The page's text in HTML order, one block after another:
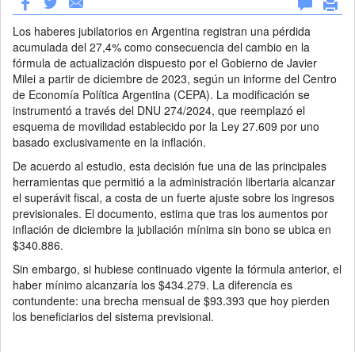
Los haberes jubilatorios en Argentina registran una pérdida
acumulada del 27,4% como consecuencia del cambio en la
fórmula de actualización dispuesto por el Gobierno de Javier
Milei a partir de diciembre de 2023, según un informe del Centro
de Economía Política Argentina (CEPA). La modificación se
instrumentó a través del DNU 274/2024, que reemplazó el
esquema de movilidad establecido por la Ley 27.609 por uno
basado exclusivamente en la inflación.
De acuerdo al estudio, esta decisión fue una de las principales
herramientas que permitió a la administración libertaria alcanzar
el superávit fiscal, a costa de un fuerte ajuste sobre los ingresos
previsionales. El documento, estima que tras los aumentos por
inflación de diciembre la jubilación mínima sin bono se ubica en
$340.886.
Sin embargo, si hubiese continuado vigente la fórmula anterior, el
haber mínimo alcanzaría los $434.279. La diferencia es
contundente: una brecha mensual de $93.393 que hoy pierden
los beneficiarios del sistema previsional.